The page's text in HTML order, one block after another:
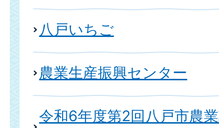
八戸いちご
農業生産振興センター
令和6年度第2回八戸市農